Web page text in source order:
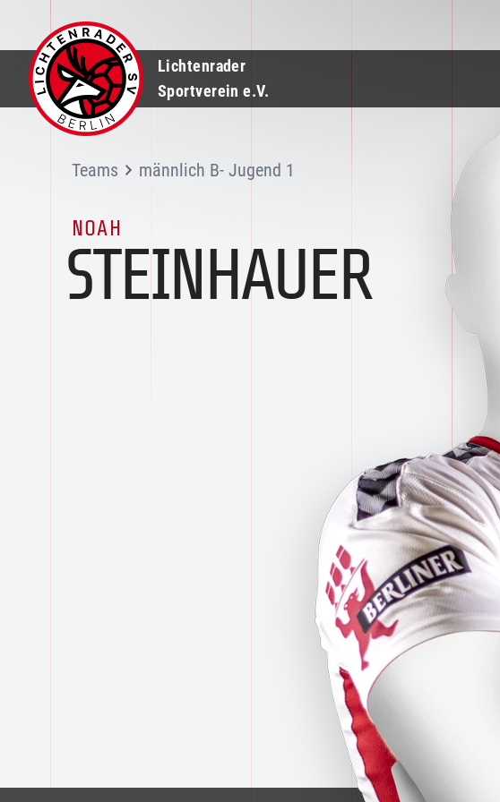
Lichtenrader
Sportverein e.V.
Teams männlich B- Jugend 1
NOAH
STEINHAUER